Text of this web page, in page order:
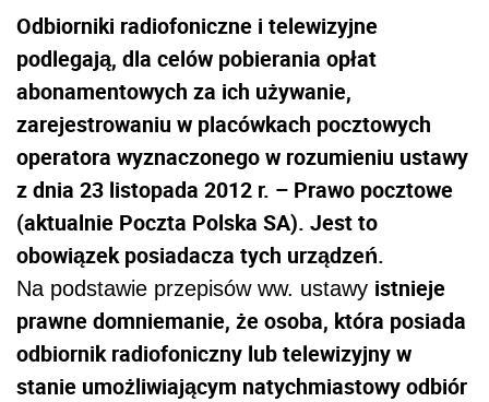
Odbiorniki radiofoniczne i telewizyjne
podlegają, dla celów pobierania opłat
abonamentowych za ich używanie,
zarejestrowaniu w placówkach pocztowych
operatora wyznaczonego w rozumieniu ustawy
z dnia 23 listopada 2012 r. – Prawo pocztowe
(aktualnie Poczta Polska SA). Jest to
obowiązek posiadacza tych urządzeń.
Na podstawie przepisów ww. ustawy istnieje
prawne domniemanie, że osoba, która posiada
odbiornik radiofoniczny lub telewizyjny w
stanie umożliwiającym natychmiastowy odbiór